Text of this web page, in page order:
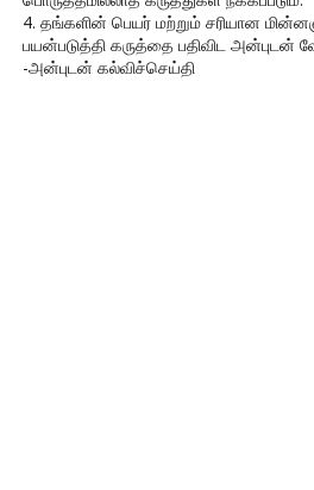
4. தங்களின் பெயர் மற்றும் சரியான
பயன்படுத்தி கருத்தை பதிவிட அன்புடன்
-அன்புடன் கல்விச்செய்தி